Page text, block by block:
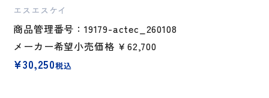
エスエスケイ
商品管理番号：19179-actec_260108
メーカー希望小売価格 ￥62,700
¥30,250税込